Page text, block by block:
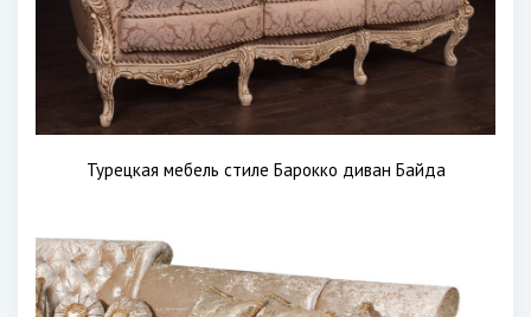
Турецкая мебель стиле Барокко диван Байда